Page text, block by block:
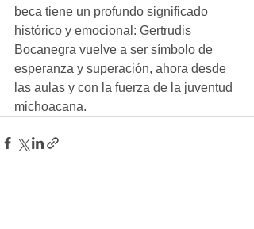
beca tiene un profundo significado
histórico y emocional: Gertrudis
Bocanegra vuelve a ser símbolo de
esperanza y superación, ahora desde
las aulas y con la fuerza de la juventud
michoacana.